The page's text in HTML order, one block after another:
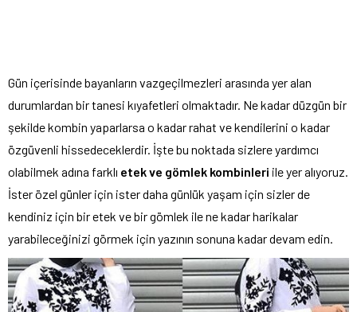
Gün içerisinde bayanların vazgeçilmezleri arasında yer alan
durumlardan bir tanesi kıyafetleri olmaktadır. Ne kadar düzgün bir
şekilde kombin yaparlarsa o kadar rahat ve kendilerini o kadar
özgüvenli hissedeceklerdir. İşte bu noktada sizlere yardımcı
olabilmek adına farklı etek ve gömlek kombinleri ile yer alıyoruz.
İster özel günler için ister daha günlük yaşam için sizler de
kendiniz için bir etek ve bir gömlek ile ne kadar harikalar
yarabileceğinizi görmek için yazının sonuna kadar devam edin.